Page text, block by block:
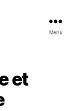
Menu
et